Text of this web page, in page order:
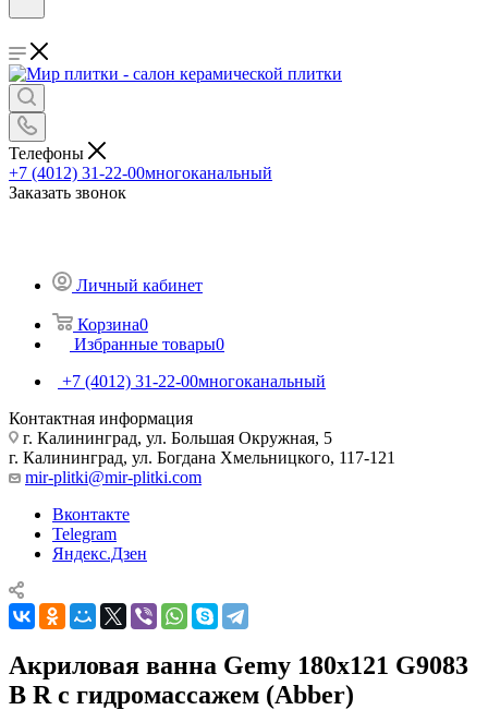
Телефоны
+7 (4012) 31-22-00многоканальный
Заказать звонок
Личный кабинет
Корзина0
Избранные товары0
+7 (4012) 31-22-00многоканальный
Контактная информация
г. Калининград, ул. Большая Окружная, 5
г. Калининград, ул. Богдана Хмельницкого, 117-121
mir-plitki@mir-plitki.com
Вконтакте
Telegram
Яндекс.Дзен
Акриловая ванна Gemy 180х121 G9083
B R с гидромассажем (Abber)